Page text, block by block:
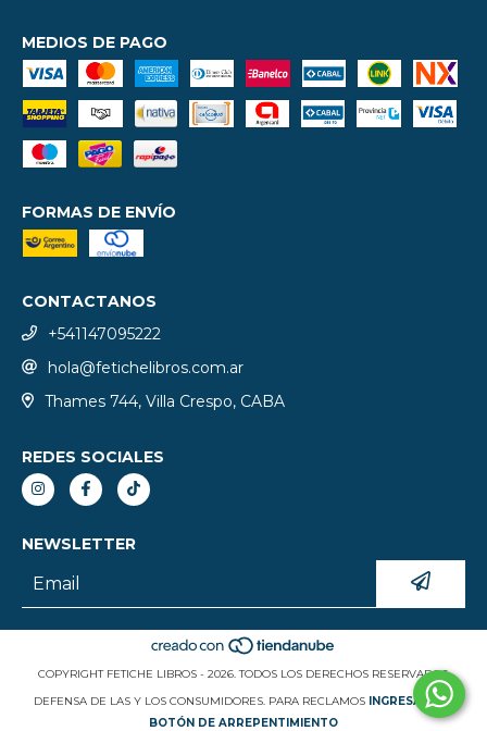
MEDIOS DE PAGO
FORMAS DE ENVÍO
CONTACTANOS
+541147095222
hola@fetichelibros.com.ar
Thames 744, Villa Crespo, CABA
REDES SOCIALES
NEWSLETTER
COPYRIGHT FETICHE LIBROS - 2026. TODOS LOS DERECHOS RESERVADOS.
DEFENSA DE LAS Y LOS CONSUMIDORES. PARA RECLAMOS
INGRESÁ ACÁ.
BOTÓN DE ARREPENTIMIENTO